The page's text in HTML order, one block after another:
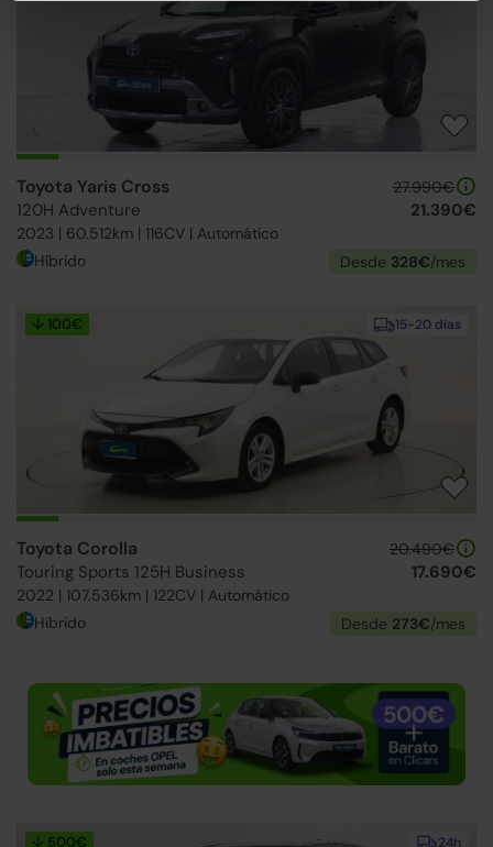
Toyota Yaris Cross
120H Adventure
2023 | 60.512km | 116CV | Automático
27.990€
21.390€
Híbrido Desde 328€/mes
15-20 días
↓ 100€
Toyota Corolla
Touring Sports 125H Business
2022 | 107.536km | 122CV | Automático
20.490€
17.690€
Híbrido Desde 273€/mes
24h
↓ 500€